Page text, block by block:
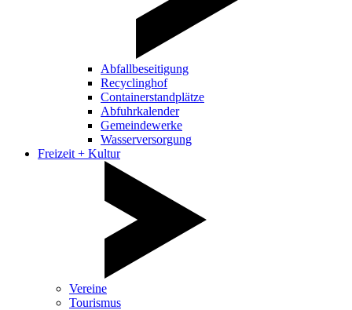
Abfallbeseitigung
Recyclinghof
Containerstandplätze
Abfuhrkalender
Gemeindewerke
Wasserversorgung
Freizeit + Kultur
Vereine
Tourismus